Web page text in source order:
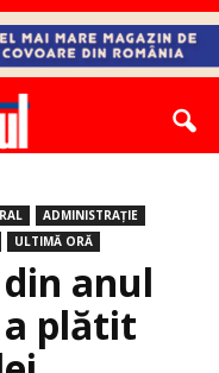
ADMINISTRAȚIE
ULTIMĂ ORĂ
anul
a plătit